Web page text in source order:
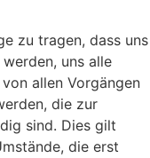
zu tragen, dass uns
uns alle
allen Vorgängen
die zur
sind. Dies gilt
die erst